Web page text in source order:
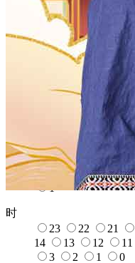
1924
1923
1918
1916
1911
1905
1904 1903
12
11
31
30 29
22
21 20
12
11 10
1
时
23
22 21
14
13 12 11
3
2 1 0